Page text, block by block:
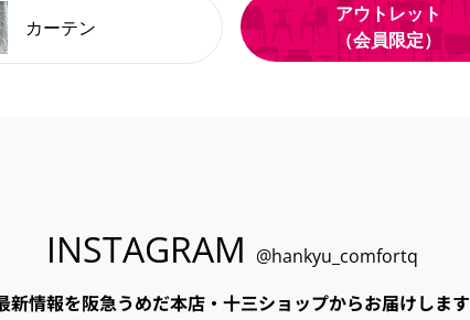
カーテン
アウトレット
（会員限定）
INSTAGRAM @hankyu_comfortq
新情報を阪急うめだ本店・十三ショップからお届けします